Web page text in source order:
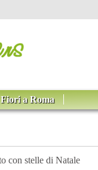
Fiori a Roma
con stelle di Natale